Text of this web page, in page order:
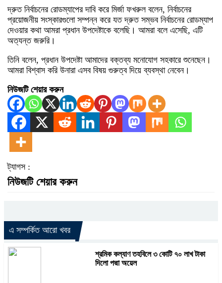
দ্রুত নির্বাচনের রোডম্যাপের দাবি করে মির্জা ফখরুল বলেন, নির্বাচনের
প্রয়োজনীয় সংস্কারগুলো সম্পন্ন করে যত দ্রুত সম্ভব নির্বাচনের রোডম্যাপ
দেওয়ার কথা আমরা প্রধান উপদেষ্টাকে বলেছি। আমরা বলে এসেছি, এটি
অত্যন্ত জরুরি।
তিনি বলেন, প্রধান উপদেষ্টা আমাদের বক্তব্য মনোযোগ সহকারে শুনেছেন।
আমরা বিশ্বাস করি উনারা এসব বিষয় গুরুত্ব দিয়ে ব্যবস্থা নেবেন।
নিউজটি শেয়ার করুন
ট্যাগস :
নিউজটি শেয়ার করুন
এ সম্পর্কিত আরো খবর
শ্রমিক কল্যাণ তহবিলে ৩ কোটি ৭০ লাখ টাকা
দিলো পদ্মা অয়েল